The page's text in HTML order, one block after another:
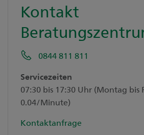
Kontakt
0844 811 811
Servicezeiten
07:30 bis 17:30 Uhr (Montag bis
0.04/Minute)
Kontaktanfrage